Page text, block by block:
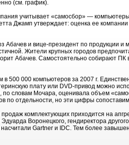
(см. график).
учитывает «самосбор» —
Джамп утверждает: оценка ее компании
и вице-президент по продукции и
Жители крупных городов
Абачев. Самостоятельно собирают ПК
500 000 компьютеров за 2007 г.
плату или DVD-привод можно
по словам Мочара, оценивала объем
по отдельности, но эти цифры
комплектующих приходится на
Воронецкого, гендиректора другого
Gartner и IDC. Тем более